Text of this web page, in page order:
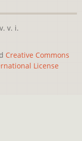
v. i.
Creative Commons
License